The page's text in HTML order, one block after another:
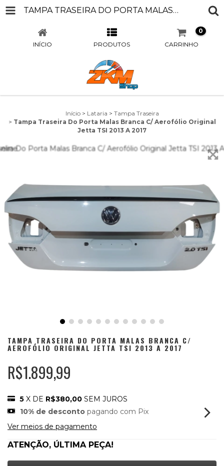
TAMPA TRASEIRA DO PORTA MALAS BRANCA C/ AEROFÓLIO ORIGINAL JETTA TSI 2013 A 2017
INÍCIO PRODUTOS CARRINHO
0
Início > Lataria > Tampa Traseira
> Tampa Traseira Do Porta Malas Branca C/ Aerofólio Original
Jetta TSI 2013 A 2017
TAMPA TRASEIRA DO PORTA MALAS BRANCA C/
AEROFÓLIO ORIGINAL JETTA TSI 2013 A 2017
R$1.899,99
5 X DE R$380,00 SEM JUROS
10% de desconto pagando com Pix
Ver meios de pagamento
ATENÇÃO, ÚLTIMA PEÇA!